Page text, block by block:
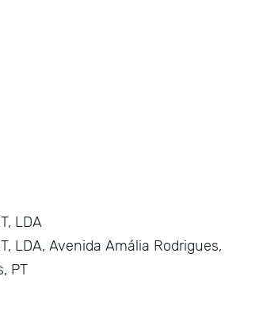
LDA
LDA, Avenida Amália Rodrigues,
PT